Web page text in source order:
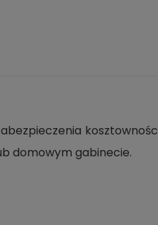
domowym gabinecie.